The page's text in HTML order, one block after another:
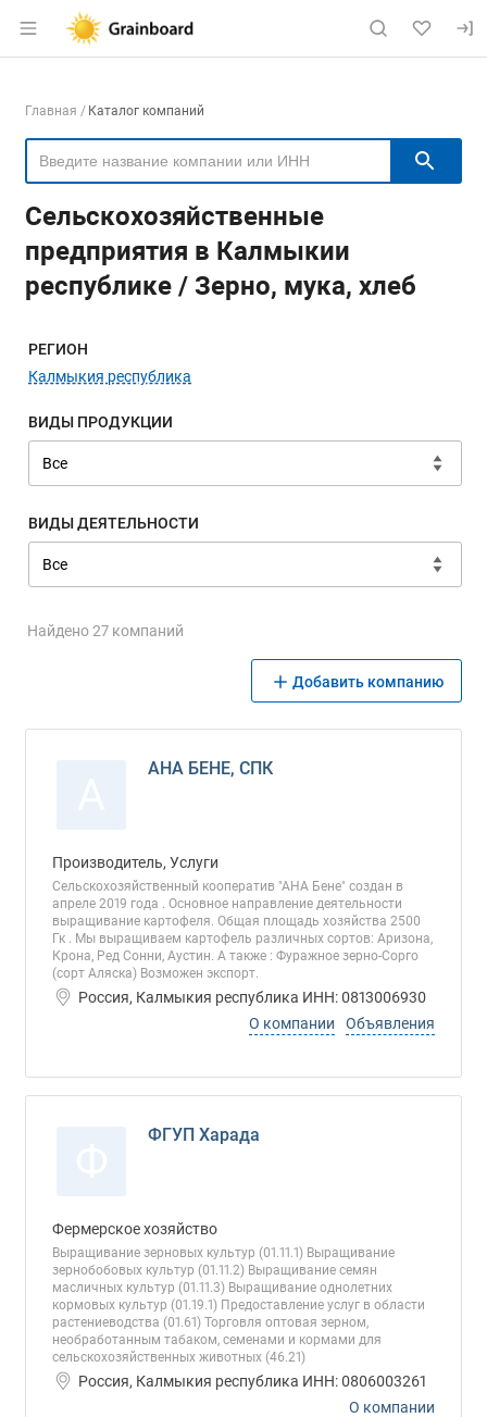
Раздел навигации по сайту
Навигация по компаниям
Главная Каталог компаний
Сельскохозяйственные
предприятия в Калмыкии
республике / Зерно, мука, хлеб
Меню навигации
РЕГИОН
Калмыкия республика
ВИДЫ ПРОДУКЦИИ
ВИДЫ ДЕЯТЕЛЬНОСТИ
Найдено 27 компаний
Добавить компанию
АНА БЕНЕ, СПК
Производитель, Услуги
Сельскохозяйственный кооператив "АНА Бене" создан в
апреле 2019 года . Основное направление деятельности
выращивание картофеля. Общая площадь хозяйства 2500
Гк . Мы выращиваем картофель различных сортов: Аризона,
Крона, Ред Сонни, Аустин. А также : Фуражное зерно-Сорго
(сорт Аляска) Возможен экспорт.
Россия, Калмыкия республика ИНН: 0813006930
О компании
Объявления
ФГУП Харада
Фермерское хозяйство
Выращивание зерновых культур (01.11.1) Выращивание
зернобобовых культур (01.11.2) Выращивание семян
масличных культур (01.11.3) Выращивание однолетних
кормовых культур (01.19.1) Предоставление услуг в области
растениеводства (01.61) Торговля оптовая зерном,
необработанным табаком, семенами и кормами для
сельскохозяйственных животных (46.21)
Россия, Калмыкия республика ИНН: 0806003261
О компании